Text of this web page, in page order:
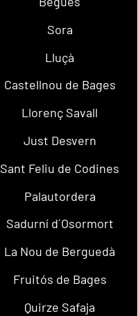
Sora
Lluçà
Castellnou de Bages
Llorenç Savall
Just Desvern
Sant Feliu de Codines
Palautordera
Sadurní d´Osormort
La Nou de Berguedà
Fruitós de Bages
Quirze Safaja